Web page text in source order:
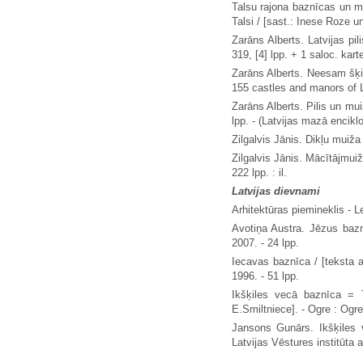
Talsu rajona baznīcas un
Talsi / [sast.: Inese Roze
Zarāns Alberts. Latvijas
319, [4] lpp. + 1 saloc.
Zarāns Alberts. Neesam
155 castles and manors of
Zarāns Alberts. Pilis un
lpp. - (Latvijas mazā
Zilgalvis Jānis. Dikļu
Zilgalvis Jānis.
222 lpp. : il.
Latvijas dievnami
Arhitektūras piemineklis -
Avotiņa Austra. Jēzus
2007. - 24 lpp.
Iecavas baznīca / [teksta
1996. - 51 lpp.
Ikšķiles vecā baznīca
E.Smiltniece]. - Ogre :
Jansons Gunārs.
Latvijas Vēstures institūta